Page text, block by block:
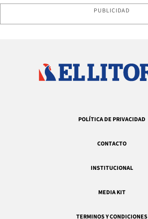
PUBLICIDAD
POLÍTICA DE PRIVACIDAD
CONTACTO
INSTITUCIONAL
MEDIA KIT
TERMINOS Y CONDICIONES